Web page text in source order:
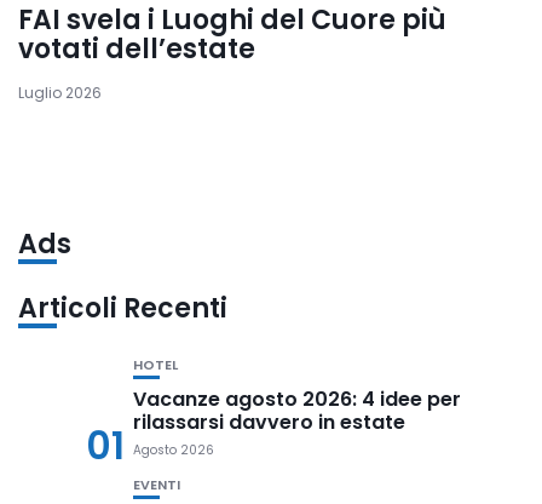
FAI svela i Luoghi del Cuore più
votati dell’estate
Luglio 2026
Ads
Articoli Recenti
01
HOTEL
Vacanze agosto 2026: 4 idee per
rilassarsi davvero in estate
Agosto 2026
EVENTI